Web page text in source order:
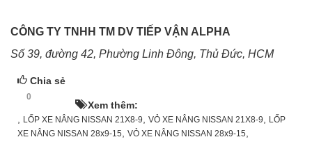
CÔNG TY TNHH TM DV TIẾP VẬN ALPHA
Số 39, đường 42, Phường Linh Đông, Thủ Đức, HCM
Chia sẻ
0
Xem thêm:
LỐP XE NÂNG NISSAN 21X8-9 VỎ XE NÂNG NISSAN 21X8-9
LỐP
XE NÂNG NISSAN 28x9-15
VỎ XE NÂNG NISSAN 28x9-15